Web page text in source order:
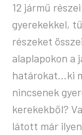
12 jármű
gyerekekkel,
részeket
alaplapokon a
határokat…ki
nincsenek
kerekekből?
látott már